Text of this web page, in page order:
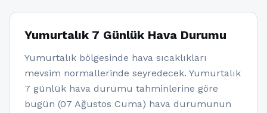
Yumurtalık 7 Günlük Hava Durumu
Yumurtalık bölgesinde hava sıcaklıkları
mevsim normallerinde seyredecek. Yumurtalık
7 günlük hava durumu tahminlerine göre
bugün (07 Ağustos Cuma) hava durumunun